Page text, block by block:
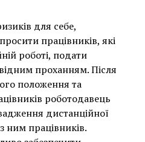
для себе,
працівників, які
роботі, подати
проханням. Після
положення та
роботодавець
дистанційної
ним працівників.